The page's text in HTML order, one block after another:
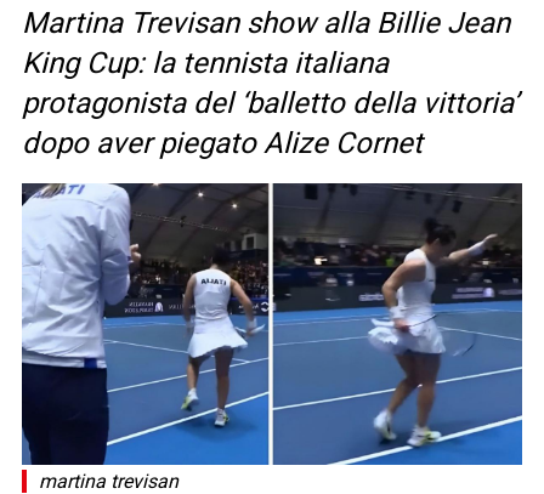
Martina Trevisan show alla Billie Jean
King Cup: la tennista italiana
protagonista del ‘balletto della vittoria’
dopo aver piegato Alize Cornet
martina trevisan